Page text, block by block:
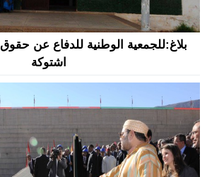
بلاغ:للجمعية الوطنية للدفاع عن
اشتوكة